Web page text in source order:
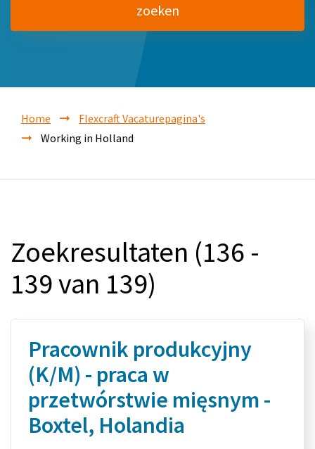
zoeken
Home
Flexcraft Vacaturepagina's
Working in Holland
Zoekresultaten (136 -
139 van 139)
Pracownik produkcyjny
(K/M) - praca w
przetwórstwie mięsnym -
Boxtel, Holandia